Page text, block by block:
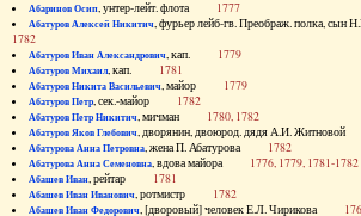
Абаринов Осип, унтер-лейт. флота 1777
Абатуров Алексей Никитич, фурьер лейб-гв. Преображ. полка,
1782
Абатуров Иван Александрович, кап. 1779
Абатуров Михаил, кап. 1781
Абатуров Никита Васильевич, майор 1779
Абатуров Петр, сек.-майор 1782
Абатуров Петр Никитич, мичман 1780, 1782
Абатуров Яков Глебович, дворянин, двоюрод. дядя А.И.
Абатурова Анна Петровна, жена П. Абатурова 1782
Абатурова Анна Семеновна, вдова майора 1776, 1779, 1781-1782
Абашев Иван, рейтар 1781
Абашев Иван Иванович, ротмистр 1782
Абашев Иван Федорович, [дворовый] человек Е.Л. Чирикова